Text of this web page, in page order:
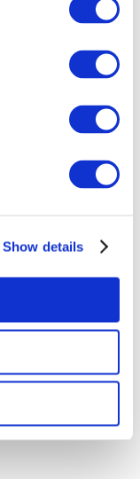
Show details